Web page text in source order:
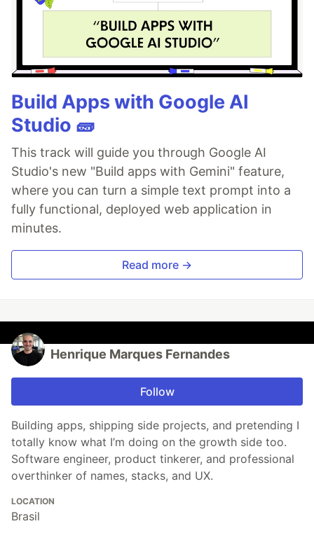
Build Apps with Google AI
Studio 🧱
This track will guide you through Google AI
Studio's new "Build apps with Gemini" feature,
where you can turn a simple text prompt into a
fully functional, deployed web application in
minutes.
Read more →
Henrique Marques Fernandes
Follow
Building apps, shipping side projects, and pretending I
totally know what I’m doing on the growth side too.
Software engineer, product tinkerer, and professional
overthinker of names, stacks, and UX.
LOCATION
Brasil